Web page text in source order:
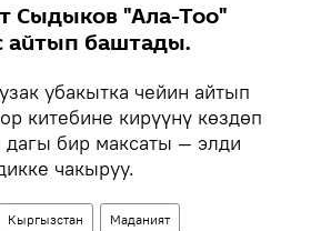
Сыдыков "Ала-Тоо"
айтып баштады.
убакытка чейин айтып
китебине кирүүнү көздөп
бир максаты — элди
чакыруу.
Кыргызстан Маданият